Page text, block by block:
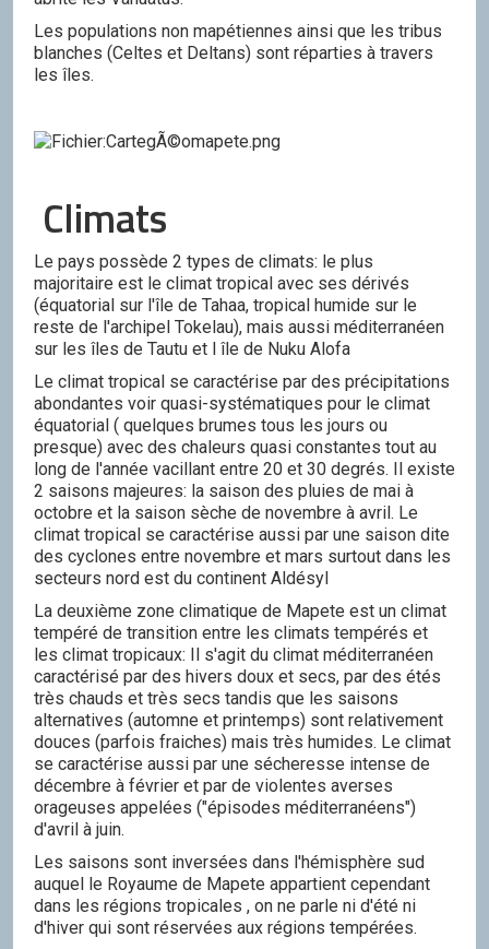
Les populations non mapétiennes ainsi que les tribus
blanches (Celtes et Deltans) sont réparties à travers
les îles.
Climats
Le pays possède 2 types de climats: le plus
majoritaire est le climat tropical avec ses dérivés
(équatorial sur l'île de Tahaa, tropical humide sur le
reste de l'archipel Tokelau), mais aussi méditerranéen
sur les îles de Tautu et l île de Nuku Alofa
Le climat tropical se caractérise par des précipitations
abondantes voir quasi-systématiques pour le climat
équatorial ( quelques brumes tous les jours ou
presque) avec des chaleurs quasi constantes tout au
long de l'année vacillant entre 20 et 30 degrés. Il existe
2 saisons majeures: la saison des pluies de mai à
octobre et la saison sèche de novembre à avril. Le
climat tropical se caractérise aussi par une saison dite
des cyclones entre novembre et mars surtout dans les
secteurs nord est du continent Aldésyl
La deuxième zone climatique de Mapete est un climat
tempéré de transition entre les climats tempérés et
les climat tropicaux: Il s'agit du climat méditerranéen
caractérisé par des hivers doux et secs, par des étés
très chauds et très secs tandis que les saisons
alternatives (automne et printemps) sont relativement
douces (parfois fraiches) mais très humides. Le climat
se caractérise aussi par une sécheresse intense de
décembre à février et par de violentes averses
orageuses appelées ("épisodes méditerranéens")
d'avril à juin.
Les saisons sont inversées dans l'hémisphère sud
auquel le Royaume de Mapete appartient cependant
dans les régions tropicales , on ne parle ni d'été ni
d'hiver qui sont réservées aux régions tempérées.